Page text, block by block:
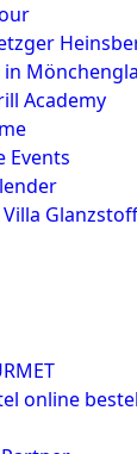
Academy
Events
Glanzstoff
online